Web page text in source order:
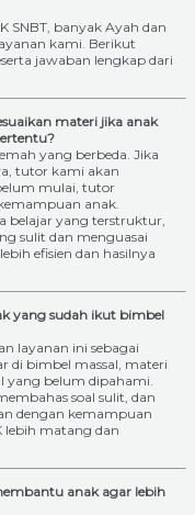
SNBT, banyak Ayah dan
kami. Berikut
jawaban lengkap dari
materi jika anak
yang berbeda. Jika
tutor kami akan
mulai, tutor
anak.
belajar yang terstruktur,
sulit dan menguasai
efisien dan hasilnya
yang sudah ikut bimbel
layanan ini sebagai
di bimbel massal, materi
yang belum dipahami.
soal sulit, dan
dengan kemampuan
lebih matang dan
anak agar lebih